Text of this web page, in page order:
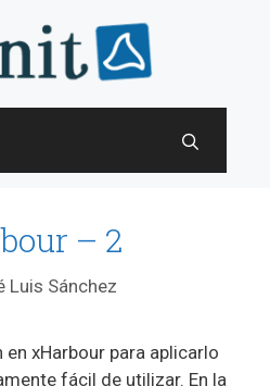
– 2
Luis Sánchez
xHarbour para aplicarlo
fácil de utilizar. En la